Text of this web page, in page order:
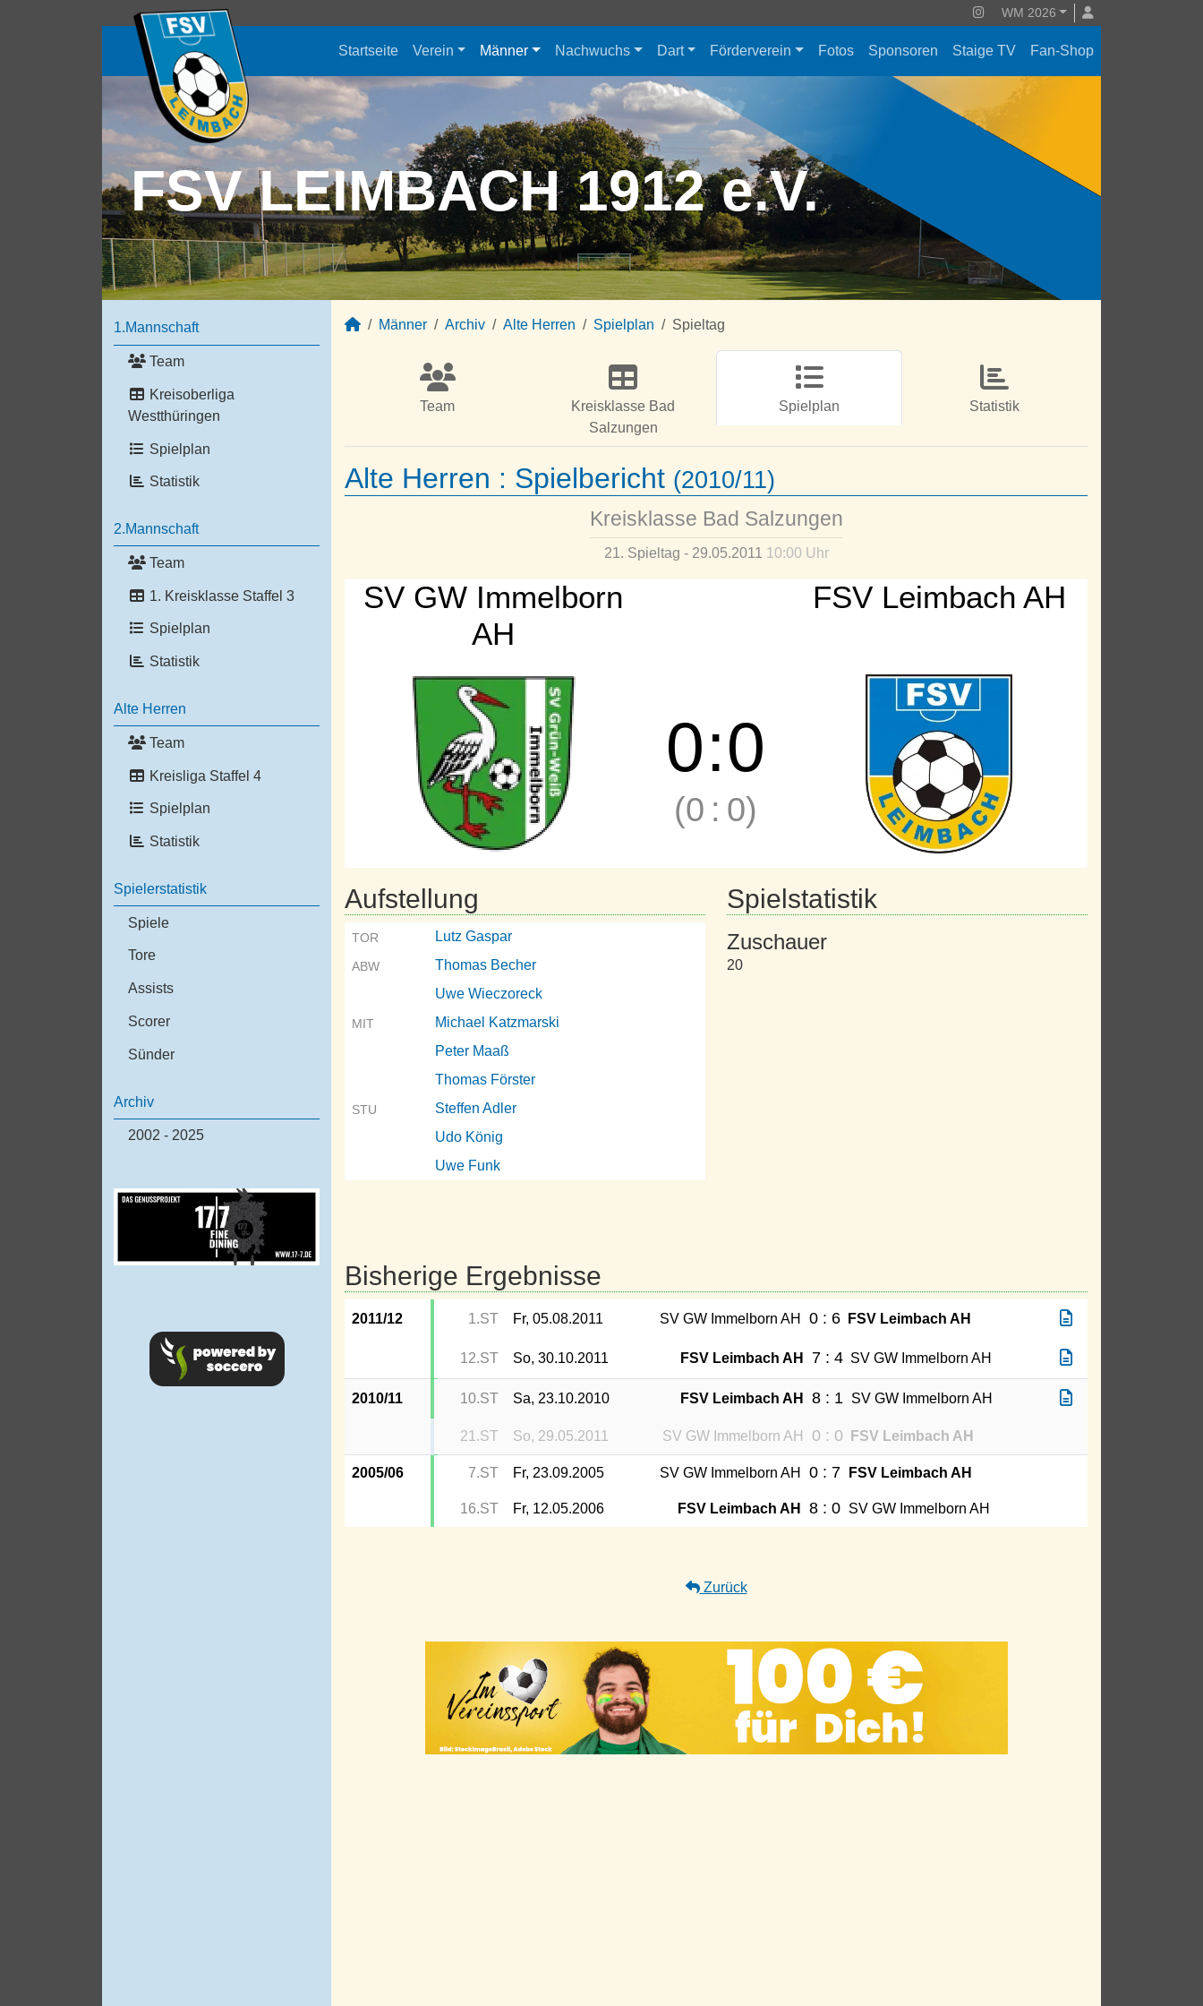
WM 2026
Startseite Verein Männer Nachwuchs Dart Förderverein Fotos Sponsoren Staige TV Fan-Shop
FSV LEIMBACH 1912 e.V.
1.Mannschaft
Team
Kreisoberliga
Westthüringen
Spielplan
Statistik
2.Mannschaft
Team
1. Kreisklasse Staffel 3
Spielplan
Statistik
Alte Herren
Team
Kreisliga Staffel 4
Spielplan
Statistik
Spielerstatistik
Spiele
Tore
Assists
Scorer
Sünder
Archiv
2002 - 2025
Männer Archiv Alte Herren Spielplan Spieltag
Team
Kreisklasse Bad
Salzungen
Spielplan Statistik
Alte Herren : Spielbericht (2010/11)
Kreisklasse Bad Salzungen
21. Spieltag - 29.05.2011 10:00 Uhr
SV GW Immelborn
AH
FSV Leimbach AH
0:0
(0 : 0)
Aufstellung
TOR Lutz Gaspar
ABW
Thomas Becher
Uwe Wieczoreck
MIT
Michael Katzmarski
Peter Maaß
Thomas Förster
STU
Steffen Adler
Udo König
Uwe Funk
Spielstatistik
Zuschauer
20
Bisherige Ergebnisse
2011/12 1.ST Fr, 05.08.2011 SV GW Immelborn AH 0 : 6 FSV Leimbach AH
12.ST So, 30.10.2011 FSV Leimbach AH 7 : 4 SV GW Immelborn AH
2010/11 10.ST Sa, 23.10.2010 FSV Leimbach AH 8 : 1 SV GW Immelborn AH
21.ST So, 29.05.2011 SV GW Immelborn AH 0 : 0 FSV Leimbach AH
2005/06 7.ST Fr, 23.09.2005 SV GW Immelborn AH 0 : 7 FSV Leimbach AH
16.ST Fr, 12.05.2006 FSV Leimbach AH 8 : 0 SV GW Immelborn AH
Zurück